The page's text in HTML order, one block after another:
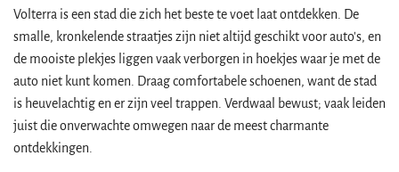
Volterra is een stad die zich het beste te voet laat ontdekken. De
smalle, kronkelende straatjes zijn niet altijd geschikt voor auto's, en
de mooiste plekjes liggen vaak verborgen in hoekjes waar je met de
auto niet kunt komen. Draag comfortabele schoenen, want de stad
is heuvelachtig en er zijn veel trappen. Verdwaal bewust; vaak leiden
juist die onverwachte omwegen naar de meest charmante
ontdekkingen.